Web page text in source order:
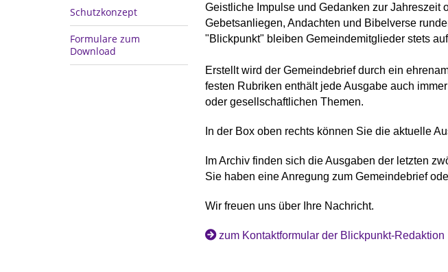
Schutzkonzept
Formulare zum
Download
Geistliche Impulse und Gedanken zur Jahreszeit
Gebetsanliegen, Andachten und Bibelverse
"Blickpunkt" bleiben Gemeindemitglieder stets
Erstellt wird der Gemeindebrief durch ein
festen Rubriken enthält jede Ausgabe auch
oder gesellschaftlichen Themen.
In der Box oben rechts können Sie die aktuelle
Im Archiv finden sich die Ausgaben der letzten
Sie haben eine Anregung zum Gemeindebrief
Wir freuen uns über Ihre Nachricht.
zum Kontaktformular der Blickpunkt-Redaktion